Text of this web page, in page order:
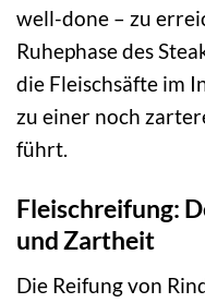
well-done – zu
Ruhephase des
die Fleischsäfte im
zu einer noch
führt.
Fleischreifung:
und Zartheit
Die Reifung von